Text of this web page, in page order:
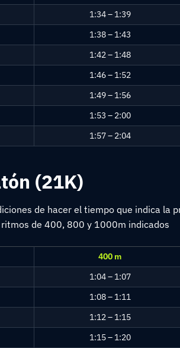
1:34 – 1:39
1:38 – 1:43
1:42 – 1:48
1:46 – 1:52
1:49 – 1:56
1:53 – 2:00
1:57 – 2:04
(21K)
de hacer el tiempo que indica
de 400, 800 y 1000m indicados
400 m
1:04 – 1:07
1:08 – 1:11
1:12 – 1:15
1:15 – 1:20